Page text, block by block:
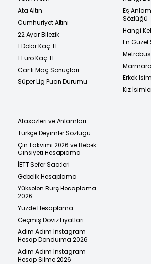
Ata Altın
Cumhuriyet Altını
22 Ayar Bilezik
1 Dolar Kaç TL
1 Euro Kaç TL
Canlı Maç Sonuçları
Süper Lig Puan Durumu
Eş
Sözlüğü
Hangi
En Güzel
Metrobüs
Erkek
Kız
Atasözleri ve Anlamları
Türkçe Deyimler Sözlüğü
Çin Takvimi 2026 ve Bebek
Cinsiyeti Hesaplama
İETT Sefer Saatleri
Gebelik Hesaplama
Yükselen Burç Hesaplama
2026
Yüzde Hesaplama
Geçmiş Döviz Fiyatları
Adım Adım Instagram
Hesap Dondurma 2026
Adım Adım Instagram
Hesap Silme 2026